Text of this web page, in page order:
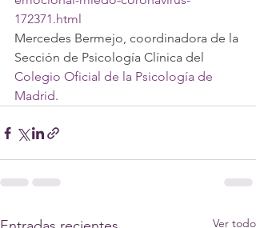
172371.html
Mercedes Bermejo, coordinadora de la
Sección de Psicología Clínica del
Colegio Oficial de la Psicología de
Madrid.
Ver todo